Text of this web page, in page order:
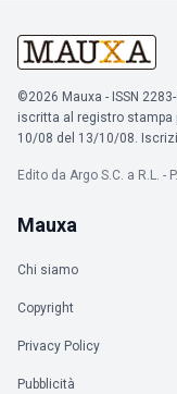
©2026 Mauxa - ISSN
iscritta al registro stampa
10/08 del 13/10/08.
Edito da Argo S.C. a R.L. -
Mauxa
Chi siamo
Copyright
Privacy Policy
Pubblicità